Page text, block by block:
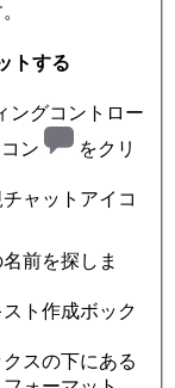
トする
ングコントロー
ン
をクリ
ャットアイコ
前を探しま
ト作成ボック
スの下にある